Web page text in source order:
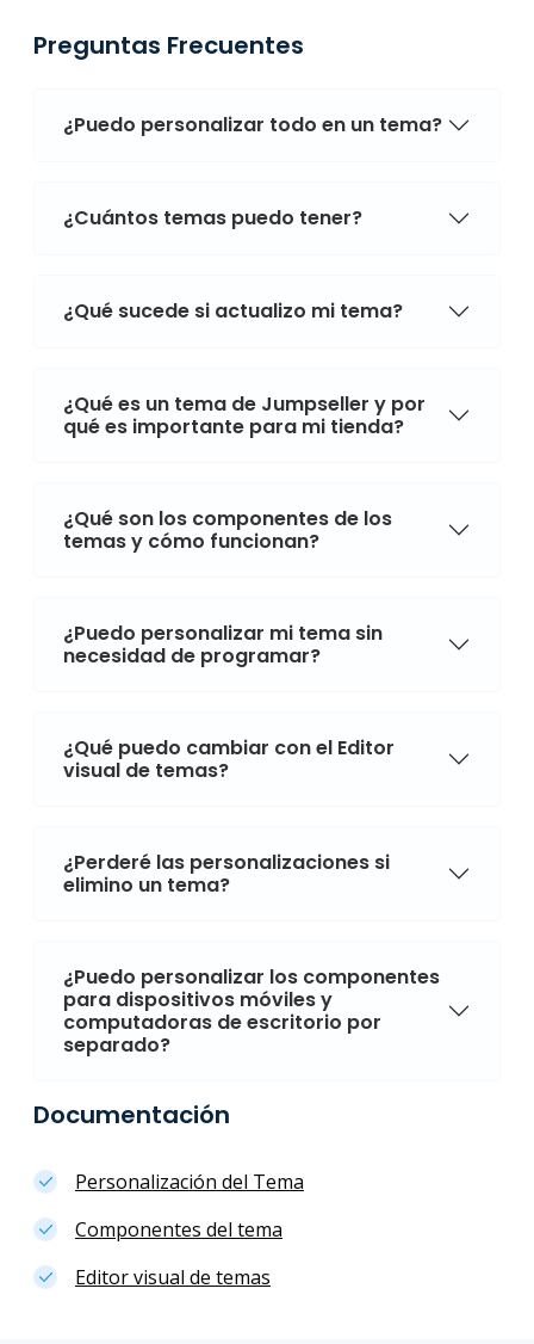
Preguntas Frecuentes
¿Puedo personalizar todo en un tema?
¿Cuántos temas puedo tener?
¿Qué sucede si actualizo mi tema?
¿Qué es un tema de Jumpseller y por
qué es importante para mi tienda?
¿Qué son los componentes de los
temas y cómo funcionan?
¿Puedo personalizar mi tema sin
necesidad de programar?
¿Qué puedo cambiar con el Editor
visual de temas?
¿Perderé las personalizaciones si
elimino un tema?
¿Puedo personalizar los componentes
para dispositivos móviles y
computadoras de escritorio por
separado?
Documentación
Personalización del Tema
Componentes del tema
Editor visual de temas